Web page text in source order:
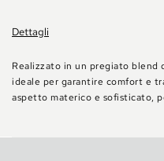
Dettagli
Realizzato in un pregiato blend
ideale per garantire comfort e
aspetto materico e sofisticato,